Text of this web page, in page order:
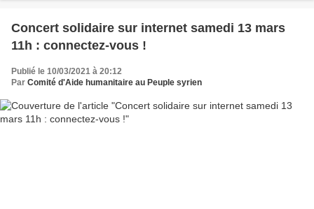
Concert solidaire sur internet samedi 13 mars
11h : connectez-vous !
Publié le 10/03/2021 à 20:12
Par Comité d'Aide humanitaire au Peuple syrien